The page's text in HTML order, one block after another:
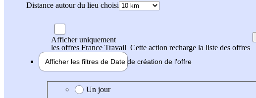
Distance autour du lieu choisi
Afficher uniquement
les offres France Travail Cette action recharge la liste des offres
Afficher les filtres de Date de création de l'offre
Date de création de l'offre
Un jour